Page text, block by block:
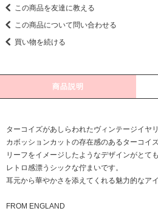
この商品を友達に教える
この商品について問い合わせる
買い物を続ける
商品説明
ターコイズがあしらわれたヴィンテージイヤリ
カボッションカットの存在感のあるターコイ
リーフをイメージしたようなデザインがとて
レトロ感漂うシックな佇まいです。
耳元から華やかさを添えてくれる魅力的なアイ
FROM ENGLAND